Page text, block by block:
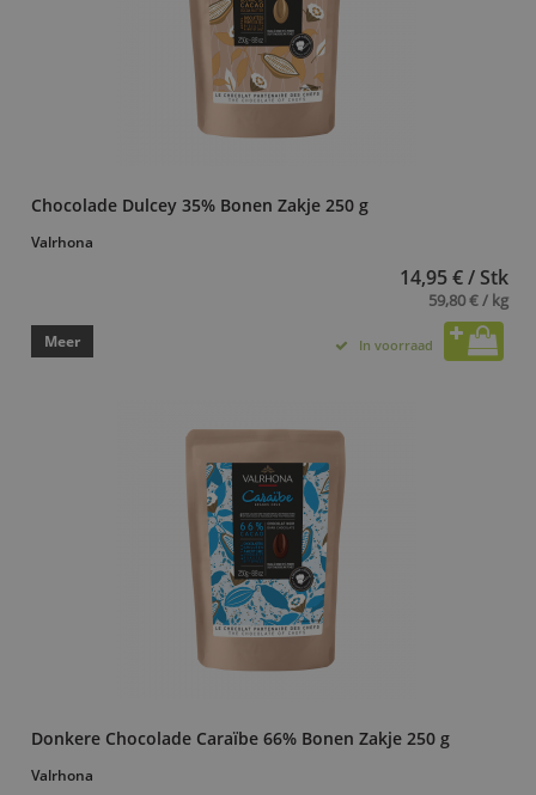
Chocolade Dulcey 35% Bonen Zakje 250 g
Valrhona
14,95 € / Stk
59,80 € / kg
Meer In voorraad
Donkere Chocolade Caraïbe 66% Bonen Zakje 250 g
Valrhona